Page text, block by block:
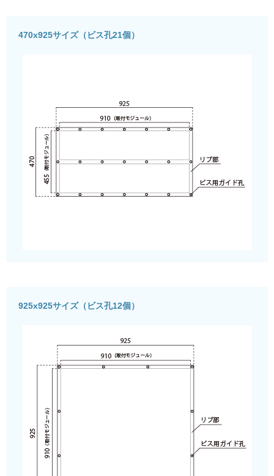
470x925サイズ（ビス孔21個）
925x925サイズ（ビス孔12個）